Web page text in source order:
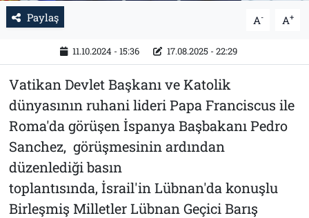
Paylaş A- A+
11.10.2024 - 15:36 17.08.2025 - 22:29
Vatikan Devlet Başkanı ve Katolik
dünyasının ruhani lideri Papa Franciscus ile
Roma'da görüşen İspanya Başbakanı Pedro
Sanchez, görüşmesinin ardından
düzenlediği basın
toplantısında, İsrail'in Lübnan'da konuşlu
Birleşmiş Milletler Lübnan Geçici Barış